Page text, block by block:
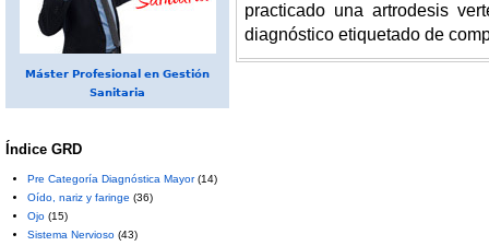
practicado una artrodesis
diagnóstico etiquetado de
Máster Profesional en Gestión
Sanitaria
Índice GRD
Pre Categoría Diagnóstica Mayor(14)
Oído, nariz y faringe (36)
Ojo (15)
Sistema Nervioso (43)